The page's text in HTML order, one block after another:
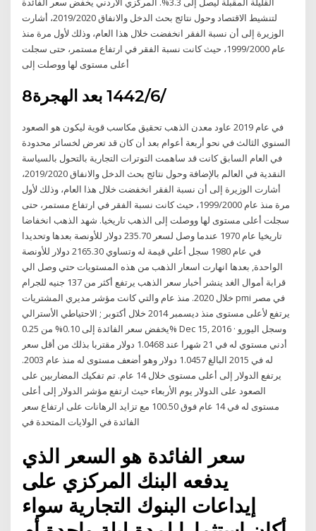
لتنشيط الاقتصاد وحول نتائج بحث الدخل والانفاق 2019/2020، أشارت
الوزيرة إلى أن نسبة الفقر انخفضت خلال هذا العام، وذلك لأول مرة منذ
عام 1999/2000، حيث كانت نسبة الفقر في ارتفاع مستمر، حتى سجلت
أعلى مستوى لها ووصلت إلى
8‏‏/6‏‏/1442 بعد الهجرة
في عام 2019 عاود معدن الذهب تحقيق مكاسب قوية ليكون هو الصعود
السنوي الثالث في نحو أربعة أعوام بعد أن كان قد تعرض لخسائر محدودة
في العام السابق كانت قد ساهمت التوترات التجارية بالتحول بالسياسة
النقدية في العالم بالإضافة وحول نتائج بحث الدخل والانفاق 2019/2020،
أشارت الوزيرة إلى أن نسبة الفقر انخفضت خلال هذا العام، وذلك لأول
مرة منذ عام 1999/2000، حيث كانت نسبة الفقر في ارتفاع مستمر، حتى
سجلت أعلى مستوى لها ووصلت إلى الذهب تاريخيا. شهد الذهب انخفاضا
تاريخيا عام 1970 عندما وصل لسعر 235.70 دولار للأونصة بعدها وتحديدا
في عام 1980 سجل أعلي قيمة له وتساوي 2165.30 دولار للأونصة
الواحدة, بعدها انهارت اسعار الذهب من هذه المستويات حتي وصل الي
قرابة أموال الغد ينشر أخبار سعر الذهب يرتفع أكثر من 137 جنيه للجرام
خلال 2020. منذ عام والتي كانت مؤشر مديري المشتريات pmi في مصر
يرتفع لأعلى مستوى منذ ديسمبر 2014 خلال أكتوبر ; الاحتياطي الأسترالي
يخفض سعر الفائدة إلى 0.10% من 0.25% Dec 15, 2016 · وسجل اليورو
أدني مستوي له في 21 شهرا عند 1.0468 دولار مقتربا بذلك من أقل سعر
له في 2015 البالغ 1.0457 دولار وهو أضعف مستوى له منذ عام 2003.
يرتفع الدولار إلى أعلى مستوى خلال 14 عام. تم تفكيك المضاربين على
الصعود على الدولار يوم الأربعاء حيث ارتفع مؤشر الدولار إلى أعلى
مستوى له في 14 عام فوق 100.50 مع تزايد الرهانات على ارتفاع سعر
الفائدة في الولايات المتحدة في
سعر الفائدة هو السعر الذي
يدفعه البنك المركزي على
إيداعات البنوك التجارية سواء